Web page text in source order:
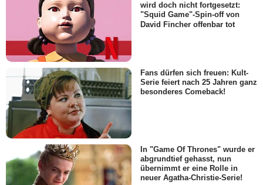
wird doch nicht fortgesetzt:
"Squid Game"-Spin-off von
David Fincher offenbar tot
Fans dürfen sich freuen: Kult-
Serie feiert nach 25 Jahren ganz
besonderes Comeback!
In "Game Of Thrones" wurde er
abgrundtief gehasst, nun
übernimmt er eine Rolle in
neuer Agatha-Christie-Serie!